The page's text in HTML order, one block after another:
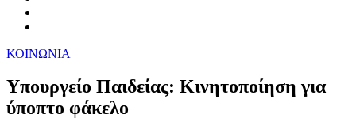
ΚΟΙΝΩΝΙΑ
Υπουργείο Παιδείας: Κινητοποίηση για
ύποπτο φάκελο